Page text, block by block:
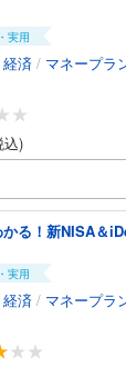
実用
済 / マネープラ
込)
かる！新NISA＆
実用
済 / マネープラ